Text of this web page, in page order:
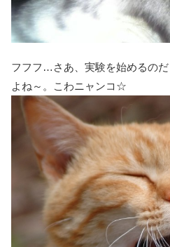
フフフ…さあ、実験を始めるの
よね～。こわニャンコ☆